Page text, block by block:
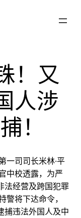
！又
人涉
！
一司司长米林·平
中校透露，为严
法经营及跨国犯罪
警将下达命令，
捕违法外国人及中